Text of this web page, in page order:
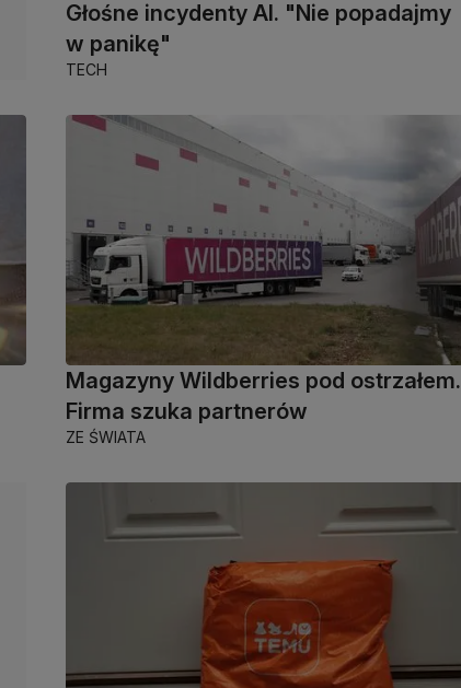
Głośne incydenty AI. "Nie popadajmy
w panikę"
TECH
Magazyny Wildberries pod ostrzałem.
Firma szuka partnerów
ZE ŚWIATA